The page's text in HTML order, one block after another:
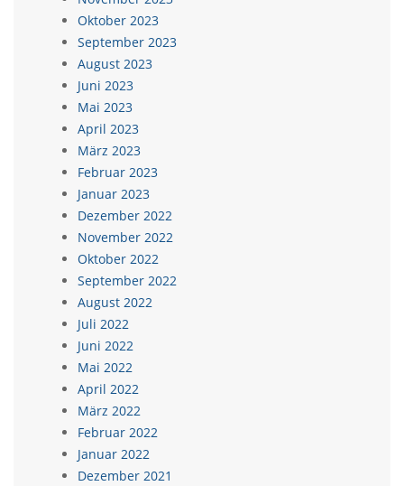
Oktober 2023
September 2023
August 2023
Juni 2023
Mai 2023
April 2023
März 2023
Februar 2023
Januar 2023
Dezember 2022
November 2022
Oktober 2022
September 2022
August 2022
Juli 2022
Juni 2022
Mai 2022
April 2022
März 2022
Februar 2022
Januar 2022
Dezember 2021